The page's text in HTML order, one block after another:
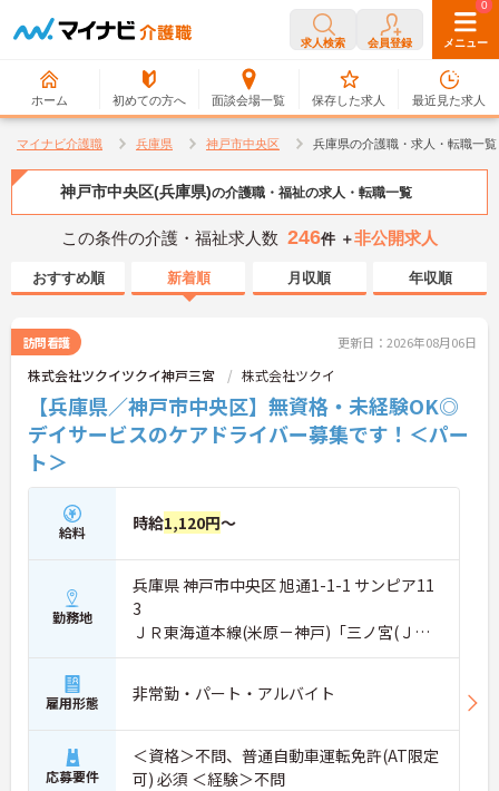
求人検索 会員登録 メニュー
ホーム 初めての方へ 面談会場一覧
0
保存した求人
0
最近見た求人
マイナビ介護職 兵庫県 神戸市中央区 兵庫県の介護職・求人・転職一覧
神戸市中央区(兵庫県)の介護職・福祉の求人・転職一覧
この条件の介護・福祉求人数 246件 ＋非公開求人
おすすめ順 新着順 月収順 年収順
訪問看護 更新日：2026年08月06日
株式会社ツクイツクイ神戸三宮 株式会社ツクイ
【兵庫県／神戸市中央区】無資格・未経験OK◎
デイサービスのケアドライバー募集です！＜パー
ト＞
給料 時給1,120円～
勤務地
兵庫県 神戸市中央区 旭通1-1-1 サンピア11
3
ＪＲ東海道本線(米原－神戸)「三ノ宮(ＪＲ)
駅」徒歩10分
雇用形態 非常勤・パート・アルバイト
応募要件
＜資格＞不問、普通自動車運転免許(AT限定
可) 必須 ＜経験＞不問